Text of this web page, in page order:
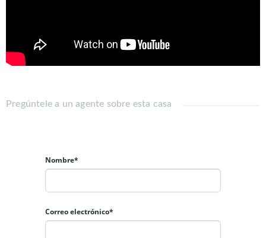
Pregúntele a un agente sobre esta casa
Nombre*
Correo electrónico*